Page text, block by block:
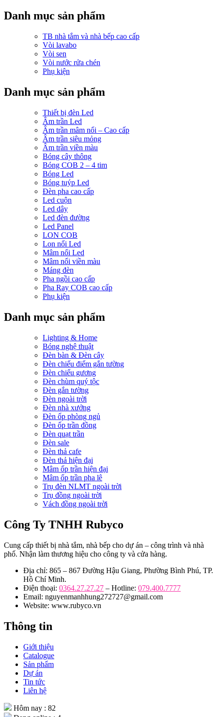
Danh mục sản phẩm
TB nhà tắm và nhà bếp cao cấp
Vòi lavabo
Vòi sen
Vòi nước rửa chén
Phụ kiện
Danh mục sản phẩm
Thiết bị đèn Led
Âm trần Led
Âm trần mâm nổi – Cao cấp
Âm trần siêu mỏng
Âm trần viền màu
Bóng cây thông
Bóng COB 2 – 4 tim
Bóng Led
Bóng tuýp Led
Đèn pha cao cấp
Led cuộn
Led dây
Led đèn đường
Led Panel
LON COB
Lon nổi Led
Mâm nổi Led
Mâm nổi viền màu
Máng đèn
Pha ngồi cao cấp
Pha Ray COB cao cấp
Phụ kiện
Danh mục sản phẩm
Lighting & Home
Bóng nghệ thuật
Đèn bàn & Đèn cây
Đèn chiếu điểm gắn tường
Đèn chiếu gương
Đèn chùm quý tộc
Đèn gắn tường
Đèn ngoài trời
Đèn nhà xưởng
Đèn ốp phòng ngủ
Đèn ốp trần đồng
Đèn quạt trần
Đèn sale
Đèn thả cafe
Đèn thả hiện đại
Mâm ốp trần hiện đại
Mâm ốp trần pha lê
Trụ đèn NLMT ngoài trời
Trụ đồng ngoài trời
Vách đồng ngoài trời
Công Ty TNHH Rubyco
Cung cấp thiết bị nhà tắm, nhà bếp cho dự án – công trình và nhà
phố. Nhận làm thương hiệu cho công ty và cửa hàng.
Địa chỉ: 865 – 867 Đường Hậu Giang, Phường Bình Phú, TP.
Hồ Chí Minh.
Điện thoại: 0364.27.27.27 – Hotline: 079.400.7777
Email: nguyenmanhhung272727@gmail.com
Website: www.rubyco.vn
Thông tin
Giới thiệu
Catalogue
Sản phẩm
Dự án
Tin tức
Liên hệ
Hôm nay : 82